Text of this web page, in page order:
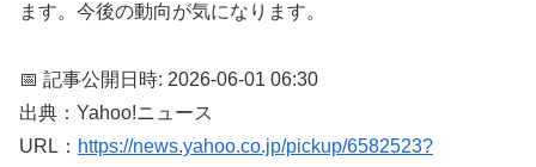
ます。今後の動向が気になります。
📅 記事公開日時: 2026-06-01 06:30
出典：Yahoo!ニュース
URL： https://news.yahoo.co.jp/pickup/6582523?